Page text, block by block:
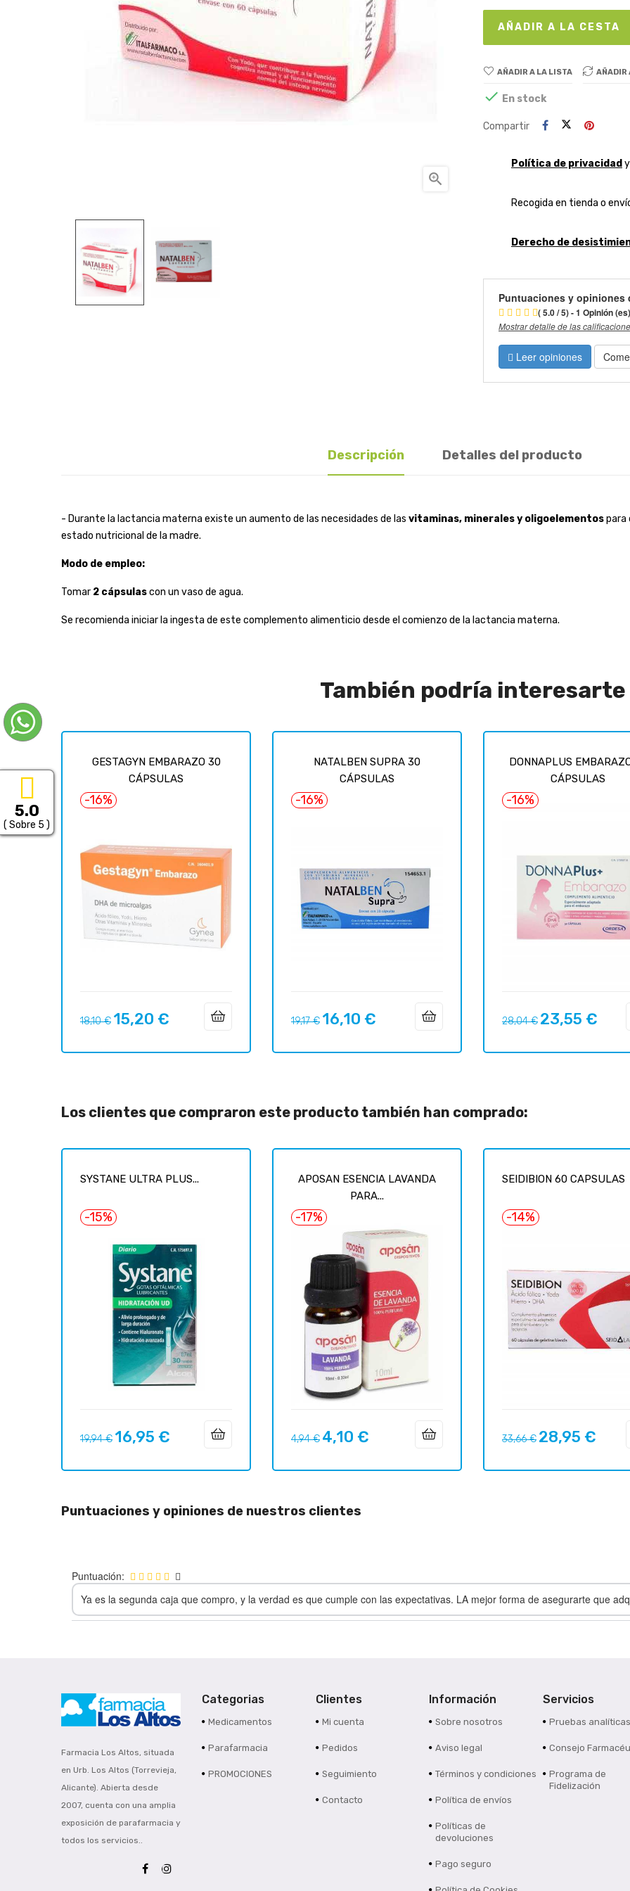

AÑADIR A LA CESTA
AÑADIR A LA LISTA AÑADIR
 En stock
Compartir
Política de privacidad
Recogida en tienda o
Derecho de
Puntuaciones y opiniones
( 5.0 / 5) - 1 Opinión (es)
Mostrar detalle de las
Leer opiniones
Descripción Detalles del producto
- Durante la lactancia materna existe un aumento de las necesidades de las vitaminas, minerales y oligoelementospara
estado nutricional de la madre.
Modo de empleo:
Tomar 2 cápsulascon un vaso de agua.
Se recomienda iniciar la ingesta de este complemento alimenticio desde el comienzo de la lactancia materna.
También podría interesarte
GESTAGYN EMBARAZO 30
CÁPSULAS
-16%
Precio
18,10 € Precio
15,20 €
NATALBEN SUPRA 30
CÁPSULAS
-16%
Precio
19,17 € Precio
16,10 €
DONNAPLUS
CÁPSULAS
-16%
Precio
28,04 € Precio
23,55 €
Los clientes que compraron este producto también han comprado:
SYSTANE ULTRA PLUS...
-15%
Precio
19,94 € Precio
16,95 €
APOSAN ESENCIA LAVANDA
PARA...
-17%
Precio
4,94 € Precio
4,10 €
SEIDIBION 60 CAPSULAS
-14%
Precio
33,66 € Precio
28,95 €
Puntuaciones y opiniones de nuestros clientes
Puntuación:
Ya es la segunda caja que compro, y la verdad es que cumple con las expectativas. LA mejor forma de asegurarte que
Farmacia Los Altos, situada
en Urb. Los Altos (Torrevieja,
Alicante). Abierta desde
2007, cuenta con una amplia
exposición de parafarmacia y
todos los servicios..
Categorias
Medicamentos
Parafarmacia
PROMOCIONES
Clientes
Mi cuenta
Pedidos
Seguimiento
Contacto
Información
Sobre nosotros
Aviso legal
Términos y condiciones
Política de envíos
Políticas de
devoluciones
Pago seguro
Servicios
Pruebas
Consejo
Programa de
Fidelización
5.0
( Sobre 5 )